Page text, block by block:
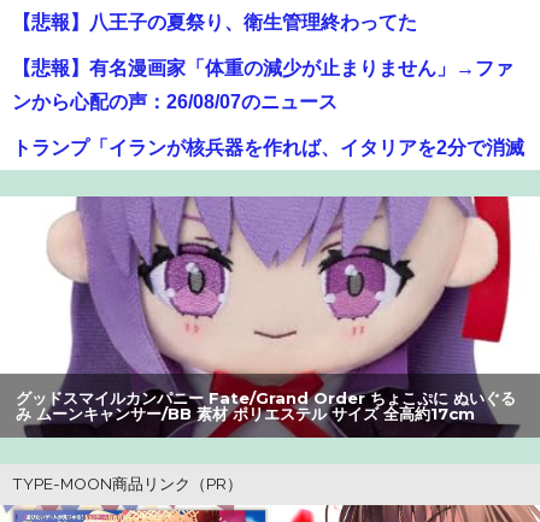
【悲報】八王子の夏祭り、衛生管理終わってた
【悲報】有名漫画家「体重の減少が止まりません」→ファ
ンから心配の声：26/08/07のニュース
トランプ「イランが核兵器を作れば、イタリアを2分で消滅
はアメリカだけｗ」
【画像】オタク「実際にプレイしたらわかるけどライザは
友達って感じで性的な目では見れないｗ」←これｗｗｗ
ｗ：26/08/06のニュース
【画像】ギルティ炭酸、遂にライバルが登場するｗｗｗｗ
【爆笑】最近のオスガキ、名前がダサすぎるｗｗｗｗ ：
【画像】GANTZの絶望シーン、ここで決まるwwww
パニー Fate/Grand Order ちょこぷに ぬいぐる
/BB 素材 ポリエステル サイズ 全高約17cm
グッドスマイル
み アルターエゴ/パ
17cm